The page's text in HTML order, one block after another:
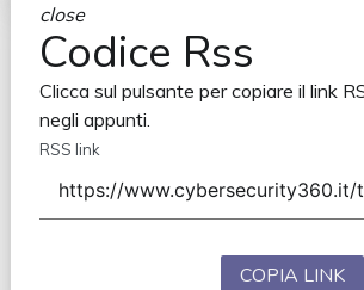
close
Codice Rss
Clicca sul pulsante per copiare il link
negli appunti.
RSS link
COPIA LINK